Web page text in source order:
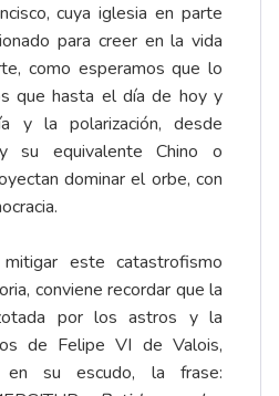
cuya iglesia en parte
para creer en la vida
como esperamos que lo
que hasta el día de hoy y
y la polarización, desde
equivalente Chino o
dominar el orbe, con
este catastrofismo
conviene recordar que la
por los astros y la
de Felipe VI de Valois,
su escudo, la frase: